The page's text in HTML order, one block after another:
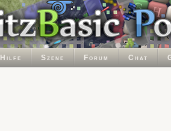
Hilfe Szene Forum Chat